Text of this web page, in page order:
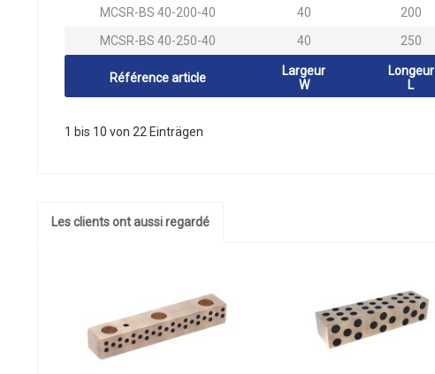
MCSR-BS 40-200-40
40 200
MCSR-BS 40-250-40
40 250
Référence article
Largeur
W
Longeur
L
1 bis 10 von 22 Einträgen
Les clients ont aussi regardé